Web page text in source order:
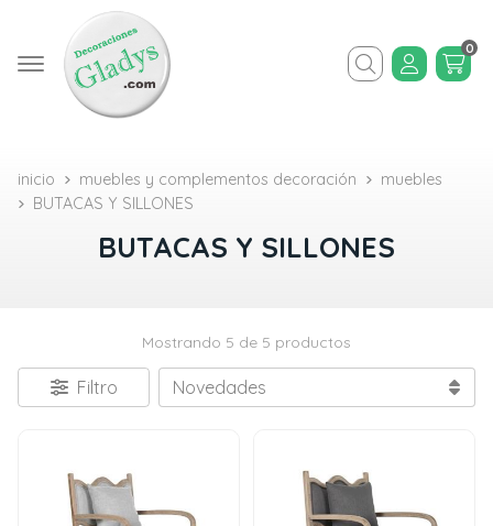
Buscar
0
inicio muebles y complementos decoración
muebles
BUTACAS Y SILLONES
BUTACAS Y SILLONES
Mostrando 5 de 5 productos
Filtro